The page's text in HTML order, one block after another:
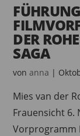
DER
SAGA
vonanna |
Mies van der
Frauensicht 6.
Vorprogramm